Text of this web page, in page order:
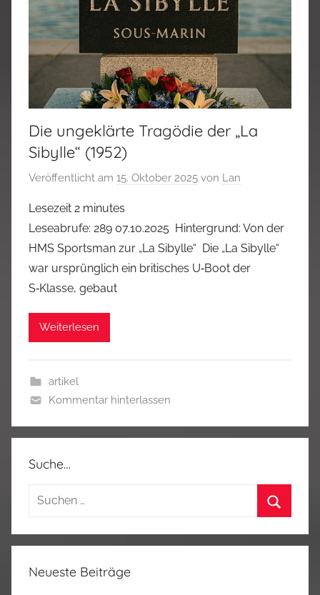
Die ungeklärte Tragödie der „La
Sibylle“ (1952)
Veröffentlicht am 15. Oktober 2025 von Lan
Lesezeit 2 minutes
Leseabrufe: 289 07.10.2025 Hintergrund: Von der
HMS Sportsman zur „La Sibylle“ Die „La Sibylle“
war ursprünglich ein britisches U‑Boot der
S‑Klasse, gebaut
Weiterlesen
artikel
Kommentar hinterlassen
Suche…
Suchen
Neueste Beiträge